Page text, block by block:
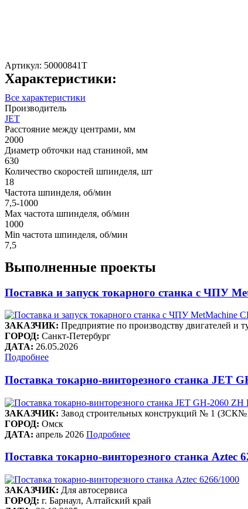
Артикул: 50000841T
Характеристики:
Все характеристики
Производитель
JET
Расстояние между центрами, мм
2000
Диаметр обточки над станиной, мм
630
Количество скоростей шпинделя, шт
18
Частота шпинделя, об/мин
7,5-1000
Max частота шпинделя, об/мин
1000
Min частота шпинделя, об/мин
7,5
Выполненные проекты
Поставка и запуск токарного станка с
ЗАКАЗЧИК: Предприятие по производству
ГОРОД: Санкт-Петербург
ДАТА: 26.05.2026
Подробнее
Поставка токарно-винторезного станка JET
ЗАКАЗЧИК: Завод строительных конструкций № 1
ГОРОД: Омск
ДАТА: апрель 2026 Подробнее
Поставка токарно-винторезного станка Aztec
ЗАКАЗЧИК: Для автосервиса
ГОРОД: г. Барнаул, Алтайский край